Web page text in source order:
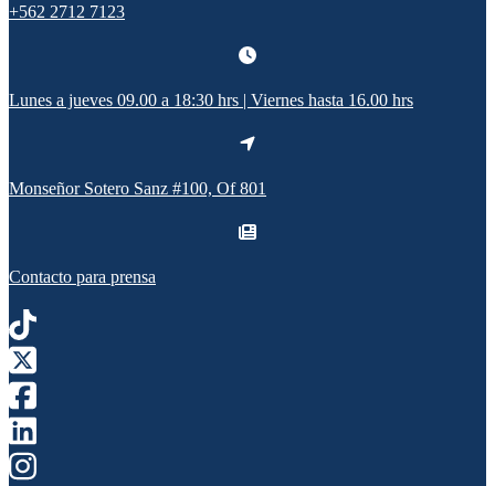
+562 2712 7123
Lunes a jueves 09.00 a 18:30 hrs | Viernes hasta 16.00 hrs
Monseñor Sotero Sanz #100, Of 801
Contacto para prensa